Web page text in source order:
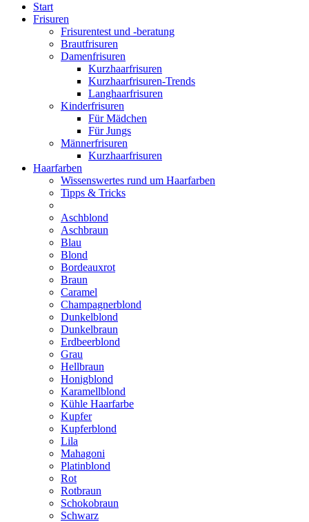
Start
Frisuren
Frisurentest und -beratung
Brautfrisuren
Damenfrisuren
Kurzhaarfrisuren
Kurzhaarfrisuren-Trends
Langhaarfrisuren
Kinderfrisuren
Für Mädchen
Für Jungs
Männerfrisuren
Kurzhaarfrisuren
Haarfarben
Wissenswertes rund um Haarfarben
Tipps & Tricks
Aschblond
Aschbraun
Blau
Blond
Bordeauxrot
Braun
Caramel
Champagnerblond
Dunkelblond
Dunkelbraun
Erdbeerblond
Grau
Hellbraun
Honigblond
Karamellblond
Kühle Haarfarbe
Kupfer
Kupferblond
Lila
Mahagoni
Platinblond
Rot
Rotbraun
Schokobraun
Schwarz